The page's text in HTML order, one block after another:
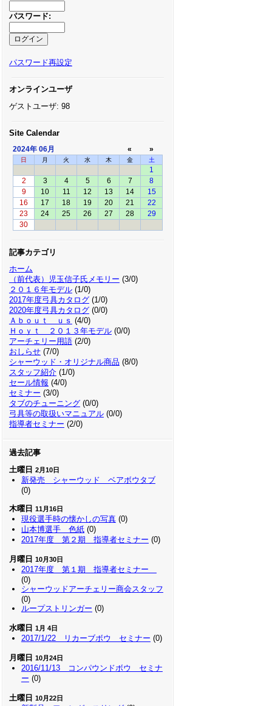
パスワード:
パスワード再設定
オンラインユーザ
ゲストユーザ: 98
Site Calendar
2024年 06月 « »
日 月 火 水 木 金 土
1
2
3 4 5 6 7
8
9
10 11 12 13 14
15
16
17 18 19 20 21
22
23
24 25 26 27 28
29
30
記事カテゴリ
ホーム
（前代表）児玉信子氏メモリー (3/0)
２０１６年モデル(1/0)
2017年度弓具カタログ(1/0)
2020年度弓具カタログ(0/0)
Ａｂｏｕｔ ｕｓ (4/0)
Ｈｏｙｔ ２０１３年モデル(0/0)
アーチェリー用語(2/0)
おしらせ(7/0)
シャーウッド・オリジナル商品 (8/0)
スタッフ紹介(1/0)
セール情報 (4/0)
セミナー (3/0)
タブのチューニング(0/0)
弓具等の取扱いマニュアル(0/0)
指導者セミナー (2/0)
過去記事
土曜日 2月10日
新発売 シャーウッド ベアボウタブ
(0)
木曜日 11月16日
現役選手時の懐かしの写真(0)
山本博選手 色紙(0)
2017年度 第２期 指導者セミナー (0)
月曜日 10月30日
2017年度 第１期 指導者セミナー
(0)
シャーウッドアーチェリー商会スタッフ
(0)
ループストリンガー (0)
水曜日 1月 4日
2017/1/22 リカーブボウ セミナー (0)
月曜日 10月24日
2016/11/13 コンパウンドボウ セミナ
ー (0)
土曜日 10月22日